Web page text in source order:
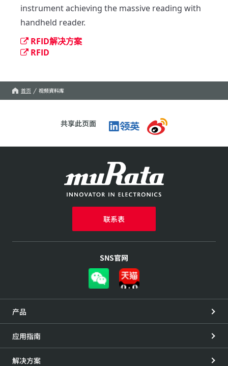
instrument achieving the massive reading with
handheld reader.
RFID解决方案
RFID
首页 视频資料库
共享此页面
联系表
SNS官网
产品
应用指南
解决方案